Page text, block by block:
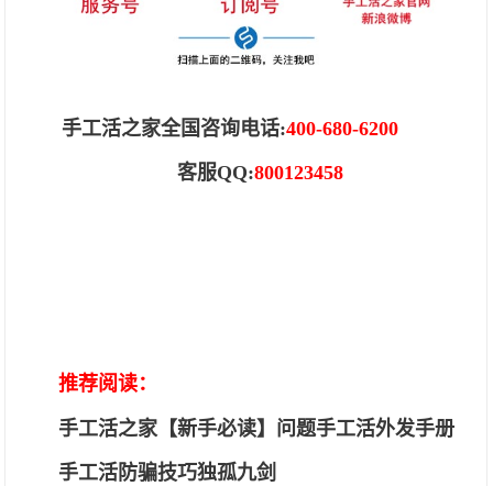
手工活之家全国咨询电话:400-680-6200
客服QQ:800123458
推荐阅读：
手工活之家【新手必读】问题手工活外发手册
手工活防骗技巧独孤九剑